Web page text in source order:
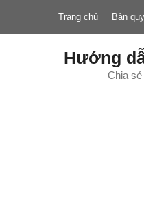
nội
Trang chủ Bản
Hướng
Chia sẻ